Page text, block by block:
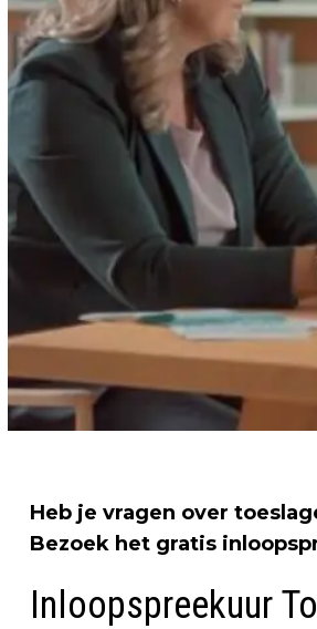
Heb je vragen over
Bezoek het gratis
Inloopspreekuur